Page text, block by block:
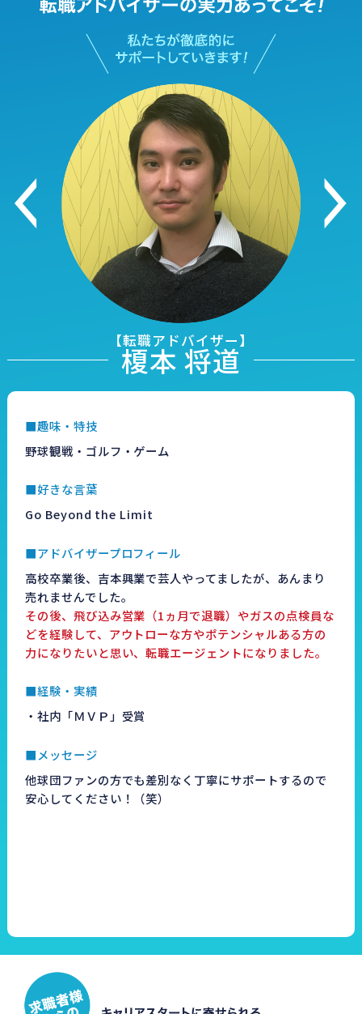
【転職アドバイザー】
榎本 将道
■趣味・特技
野球観戦・ゴルフ・ゲーム
■好きな言葉
Go Beyond the Limit
■アドバイザープロフィール
高校卒業後、吉本興業で芸人やってましたが、あんまり
売れませんでした。
その後、飛び込み営業（1ヵ月で退職）やガスの点検員な
どを経験して、アウトローな方やポテンシャルある方の
力になりたいと思い、転職エージェントになりました。
■経験・実績
・社内「ＭＶＰ」受賞
■メッセージ
他球団ファンの方でも差別なく丁寧にサポートするので
安心してください！（笑）